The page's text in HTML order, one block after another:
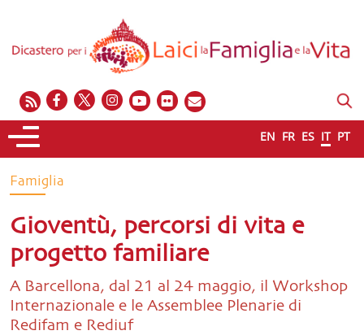
EN FR ES IT PT
Famiglia
Gioventù, percorsi di vita e
progetto familiare
A Barcellona, dal 21 al 24 maggio, il Workshop
Internazionale e le Assemblee Plenarie di
Redifam e Rediuf